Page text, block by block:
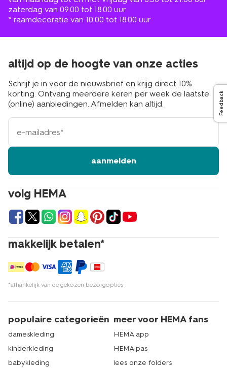
zaterdag van 09.00 tot 18.00 uur
* raamdecoratie van 10.00 tot 18.00 uur
volg HEMA
makkelijk betalen*
*afhankelijk van de gekozen bezorgopties
altijd op de hoogte van onze acties
Schrijf je in voor de nieuwsbrief en krijg direct 10%
korting. Ontvang meerdere keren per week de laatste
(online) aanbiedingen. Afmelden kan altijd.
e-
mailadres
aanmelden
populaire categorieën
dameskleding
kinderkleding
babykleding
meer voor HEMA fans
HEMA app
HEMA pas
lees onze folders
Feedback